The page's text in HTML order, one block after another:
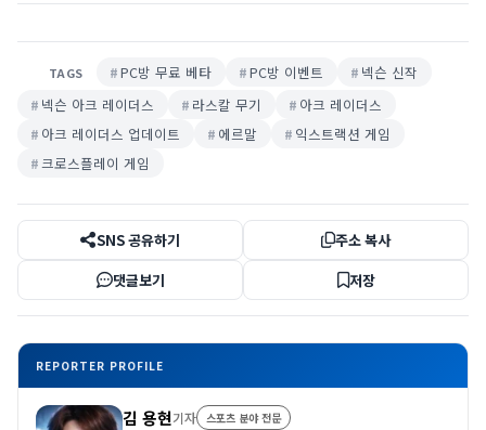
TAGS PC방 무료 베타 PC방 이벤트
넥슨 신작
넥슨 아크 레이더스
라스칼 무기
아크 레이더스
아크 레이더스 업데이트
에르말
익스트랙션 게임
크로스플레이 게임
SNS 공유하기
주소 복사
댓글보기
저장
REPORTER PROFILE
김 용현기자 스포츠 분야 전문